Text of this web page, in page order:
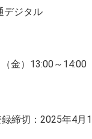
デジタル
金）13:00～14:00
締切：2025年4月